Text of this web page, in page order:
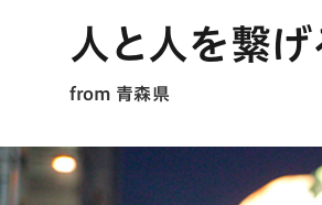
人と人を繋げ
from 青森県